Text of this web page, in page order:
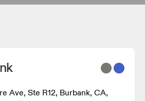
Ave, Ste R12, Burbank, CA,